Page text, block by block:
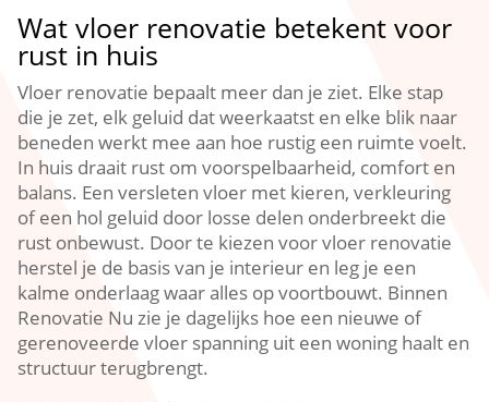
Wat vloer renovatie betekent voor
rust in huis
Vloer renovatie bepaalt meer dan je ziet.​ Elke stap
die je zet, elk geluid dat weerkaatst en elke blik naar
beneden werkt mee aan hoe rustig een ruimte voelt.​
In huis draait rust om voorspelbaarheid, comfort en
balans.​ Een versleten vloer met kieren, verkleuring
of een hol geluid door losse delen onderbreekt die
rust onbewust.​ Door te kiezen voor vloer renovatie
herstel je de basis van je interieur en leg je een
kalme onderlaag waar alles op voortbouwt.​ Binnen
Renovatie Nu zie je dagelijks hoe een nieuwe of
gerenoveerde vloer spanning uit een woning haalt en
structuur terugbrengt.​